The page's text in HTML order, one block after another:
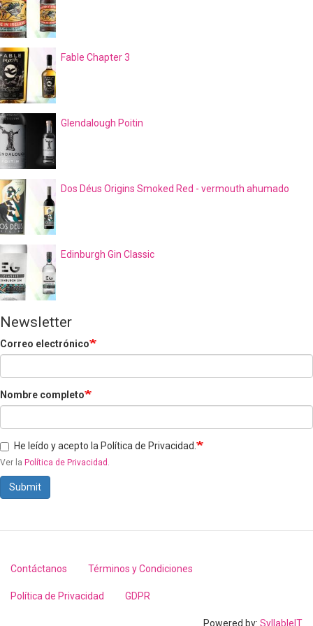
Fable Chapter 3
Glendalough Poitin
Dos Déus Origins Smoked Red - vermouth ahumado
Edinburgh Gin Classic
Newsletter
Correo electrónico
Nombre completo
He leído y acepto la Política de Privacidad.
Ver la Política de Privacidad .
Submit
Footer
menu
Contáctanos Términos y Condiciones
Política de Privacidad GDPR
Powered by: SyllableIT